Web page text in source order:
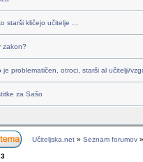
starši kličejo učitelje ...
zakon?
je problematičen, otroci, starši al učitelji/
za Sašo
Učiteljska.net » Seznam forumov
3